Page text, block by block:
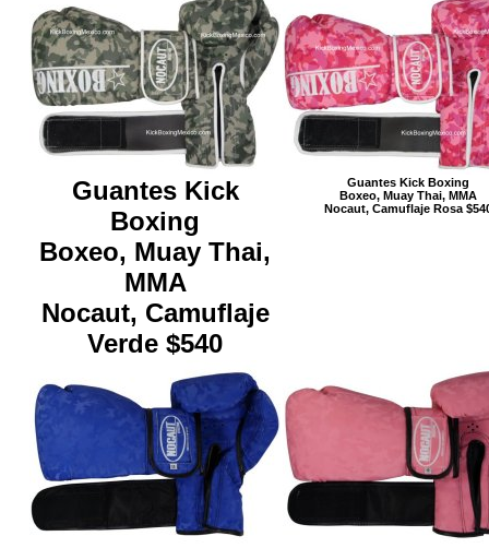
Guantes Kick
Boxing
Boxeo, Muay Thai,
MMA
Nocaut, Camuflaje
Verde $540
Guantes Kick Boxing
Boxeo, Muay Thai, MMA
Nocaut, Camuflaje Rosa